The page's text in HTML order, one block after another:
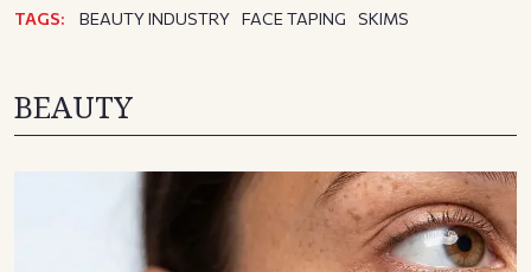
TAGS: BEAUTY INDUSTRY FACE TAPING SKIMS
BEAUTY